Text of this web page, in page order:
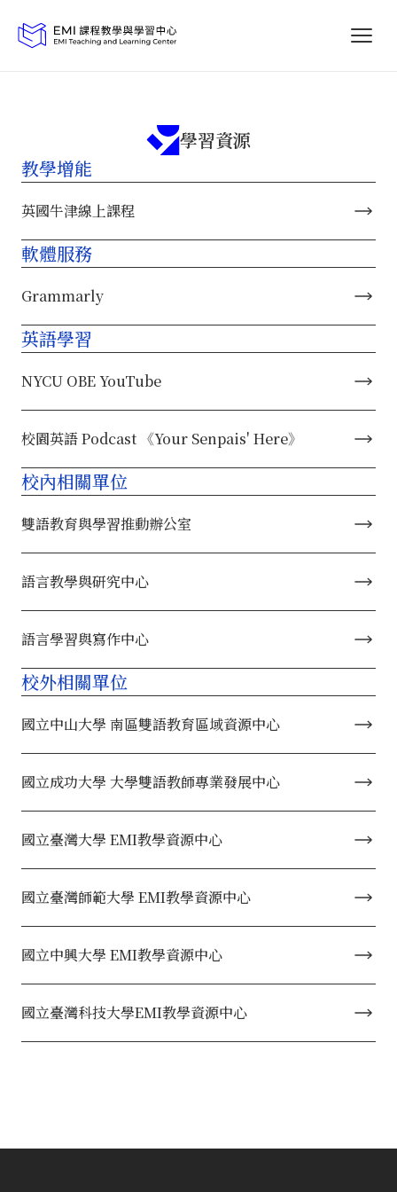
學習資源
教學增能
英國牛津線上課程
軟體服務
Grammarly
英語學習
NYCU OBE YouTube
校園英語 Podcast 《Your Senpais' Here》
校內相關單位
雙語教育與學習推動辦公室
語言教學與研究中心
語言學習與寫作中心
校外相關單位
國立中山大學 南區雙語教育區域資源中心
國立成功大學 大學雙語教師專業發展中心
國立臺灣大學 EMI教學資源中心
國立臺灣師範大學 EMI教學資源中心
國立中興大學 EMI教學資源中心
國立臺灣科技大學EMI教學資源中心